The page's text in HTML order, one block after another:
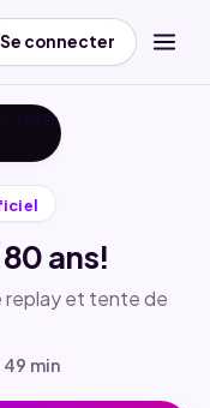
Se connecter
ans!
replay et tente de
49 min